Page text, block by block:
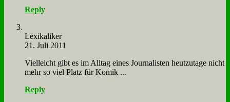
Reply
Le­xi­ka­li­ker
21. Juli 2011
Viel­leicht gibt es im All­tag ei­nes Jour­na­li­sten heut­zu­ta­ge nicht
mehr so viel Platz für Ko­mik ...
Reply